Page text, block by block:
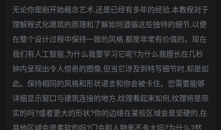
无论你是刚开始概念艺术,还是已经有多年的经验,本教程对于
理解程式化建筑的原理和了解如何遵循这些独特的细节,以便
在整个设计过程中保持一致的风格,都是非常有价值的。现在
我们有人工智能,为什么我要学习它呢?为什么我擅长在几秒
钟内呈现出令人惊奇的图像,但当它涉及到特写细节时,却是如
此。保持相同的风格和形状语言和你会被卡住。您需要能够
详细显示窗口与建筑连接的地方,纹理看起来如何,纹理将是现
实的吗?或者更大的形状?你的边缘在某些区域会是坚硬的,在
其他区域会是柔软的吗?门会和人物差不多大吗?为什么?然